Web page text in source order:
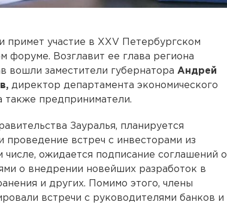
примет участие в XXV Петербургском
форуме. Возглавит ее глава региона
вошли заместители губернатора Андрей
директор департамента экономического
также предприниматели.
Зауралья, планируется
проведение встреч с инвесторами из
числе, ожидается подписание соглашений о
о внедрении новейших разработок в
и других. Помимо этого, члены
встречи с руководителями банков и